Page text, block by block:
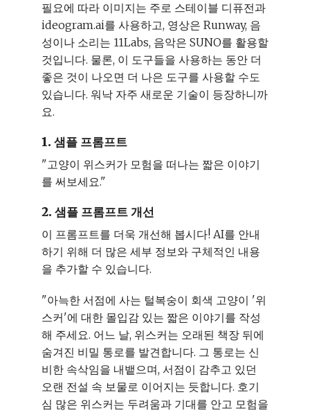
필요에 따라 이미지는 주로 스테이블 디퓨전과
ideogram.ai를 사용하고, 영상은 Runway, 음
성이나 소리는 11Labs, 음악은 SUNO를 활용할
것입니다. 물론, 이 도구들을 사용하는 동안 더
좋은 것이 나오면 더 나은 도구를 사용할 수도
있습니다. 워낙 자주 새로운 기술이 등장하니까
요.
1. 샘플 프롬프트
"고양이 위스커가 모험을 떠나는 짧은 이야기
를 써보세요."
2. 샘플 프롬프트 개선
이 프롬프트를 더욱 개선해 봅시다! AI를 안내
하기 위해 더 많은 세부 정보와 구체적인 내용
을 추가할 수 있습니다.
"아늑한 서점에 사는 털복숭이 회색 고양이 '위
스커'에 대한 몰입감 있는 짧은 이야기를 작성
해 주세요. 어느 날, 위스커는 오래된 책장 뒤에
숨겨진 비밀 통로를 발견합니다. 그 통로는 신
비한 속삭임을 내뱉으며, 서점이 감추고 있던
오랜 전설 속 보물로 이어지는 듯합니다. 호기
심 많은 위스커는 두려움과 기대를 안고 모험을